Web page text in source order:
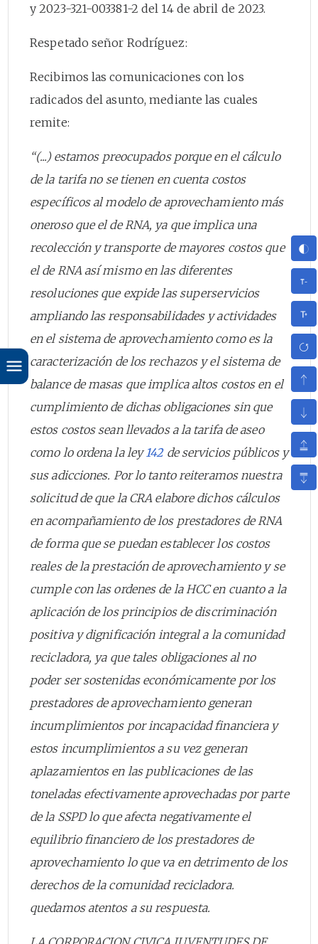
y 2023-321-003381-2 del 14 de abril de 2023.
Respetado señor Rodríguez:
Recibimos las comunicaciones con los
radicados del asunto, mediante las cuales
remite:
“(...) estamos preocupados porque en el cálculo
de la tarifa no se tienen en cuenta costos
específicos al modelo de aprovechamiento más
oneroso que el de RNA, ya que implica una
recolección y transporte de mayores costos que
el de RNA así mismo en las diferentes
resoluciones que expide las superservicios
ampliando las responsabilidades y actividades
en el sistema de aprovechamiento como es la
caracterización de los rechazos y el sistema de
balance de masas que implica altos costos en el
cumplimiento de dichas obligaciones sin que
estos costos sean llevados a la tarifa de aseo
como lo ordena la ley 142de servicios públicos y
sus adicciones. Por lo tanto reiteramos nuestra
solicitud de que la CRA elabore dichos cálculos
en acompañamiento de los prestadores de RNA
de forma que se puedan establecer los costos
reales de la prestación de aprovechamiento y se
cumple con las ordenes de la HCC en cuanto a la
aplicación de los principios de discriminación
positiva y dignificación integral a la comunidad
recicladora, ya que tales obligaciones al no
poder ser sostenidas económicamente por los
prestadores de aprovechamiento generan
incumplimientos por incapacidad financiera y
estos incumplimientos a su vez generan
aplazamientos en las publicaciones de las
toneladas efectivamente aprovechadas por parte
de la SSPD lo que afecta negativamente el
equilibrio financiero de los prestadores de
aprovechamiento lo que va en detrimento de los
derechos de la comunidad recicladora.
quedamos atentos a su respuesta.